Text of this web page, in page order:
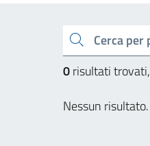
Cerca una parola chiave
0risultati trovati,
Nessun risultato.